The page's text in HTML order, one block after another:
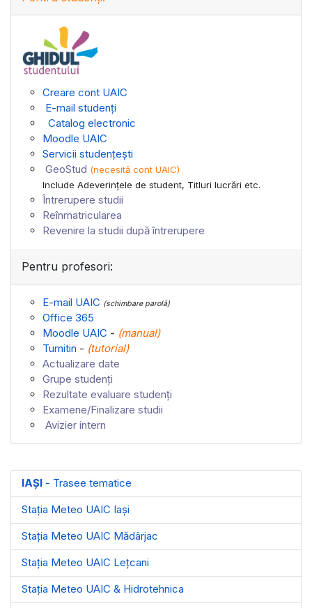
Creare cont UAIC
E-mail studenți
Catalog electronic
Moodle UAIC
Servicii studențești
GeoStud (necesită cont UAIC)
Include Adeverinţele de student, Titluri lucrări etc.
Întrerupere studii
Reînmatricularea
Revenire la studii după întrerupere
Pentru profesori:
E-mail UAIC (schimbare parolă)
Office 365
Moodle UAIC - (manual)
Turnitin - (tutorial)
Actualizare date
Grupe studenți
Rezultate evaluare studenți
Examene/Finalizare studii
Avizier intern
IAȘI - Trasee tematice
Stația Meteo UAIC Iași
Stația Meteo UAIC Mădârjac
Stația Meteo UAIC Leţcani
Stația Meteo UAIC & Hidrotehnica